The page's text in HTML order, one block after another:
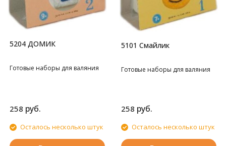
5204 ДОМИК
Готовые наборы для валяния
258 руб.
Осталось несколько штук
5101 Cмайлик
Готовые наборы для валяния
258 руб.
Осталось несколько штук